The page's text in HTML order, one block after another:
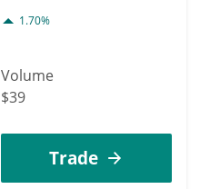
1.70%
Volume
$39
Trade